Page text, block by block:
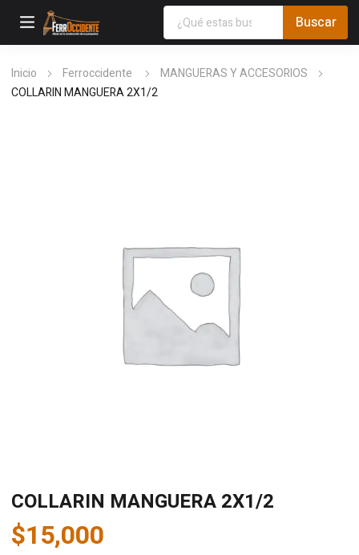
Inicio Ferroccidente
MANGUERAS Y ACCESORIOS
COLLARIN MANGUERA 2X1/2
COLLARIN MANGUERA 2X1/2
$15,000